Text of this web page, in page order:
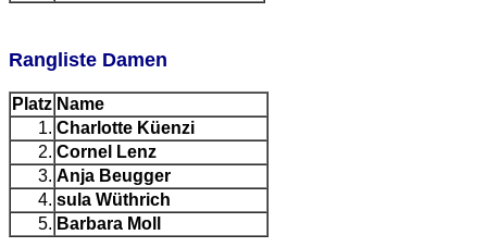
Rangliste Damen
Platz Name
1. Charlotte Küenzi
2. Cornel Lenz
3. Anja Beugger
4. sula Wüthrich
5. Barbara Moll